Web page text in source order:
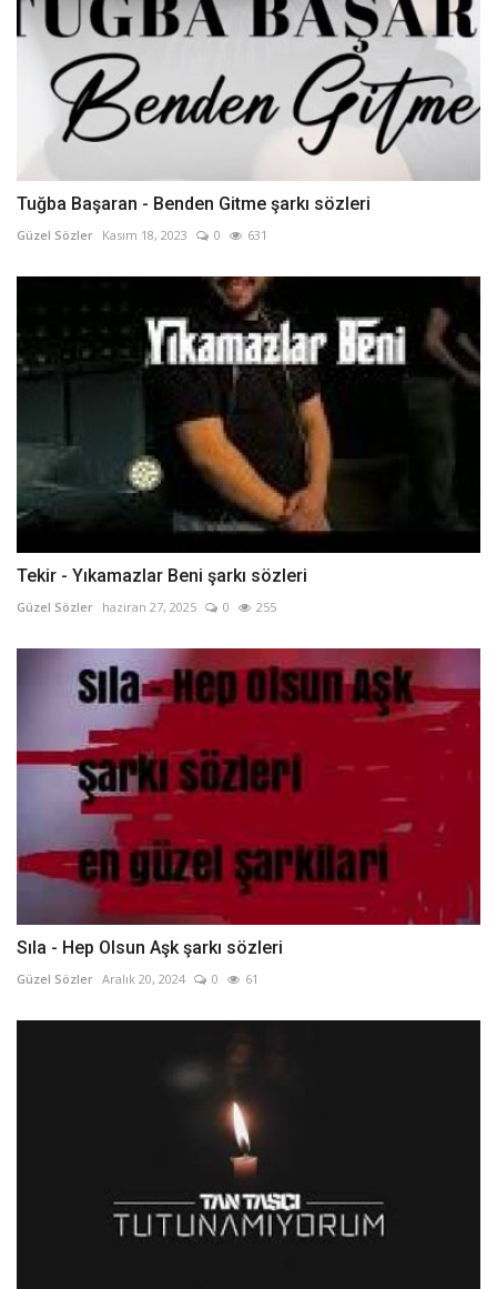
Tuğba Başaran - Benden Gitme şarkı sözleri
Güzel Sözler Kasım 18, 2023 0 631
Tekir - Yıkamazlar Beni şarkı sözleri
Güzel Sözler haziran 27, 2025 0 255
Sıla - Hep Olsun Aşk şarkı sözleri
Güzel Sözler Aralık 20, 2024 0 61